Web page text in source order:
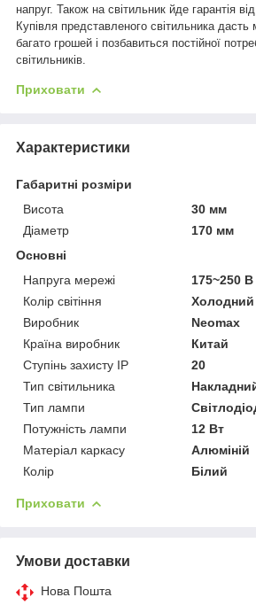
напруг. Також на світильник йде гарантія
Купівля представленого світильника
багато грошей і позбавиться постійної
світильників.
Приховати
Характеристики
Габаритні розміри
Висота
30 мм
Діаметр
170 мм
Основні
Напруга мережі
175~250 В
Колір світіння
Холодний
Виробник
Neomax
Країна виробник
Китай
Ступінь захисту IP
20
Тип світильника
Тип лампи
Потужність лампи
12 Вт
Матеріал каркасу
Алюміній
Колір
Білий
Приховати
Умови доставки
Нова Пошта